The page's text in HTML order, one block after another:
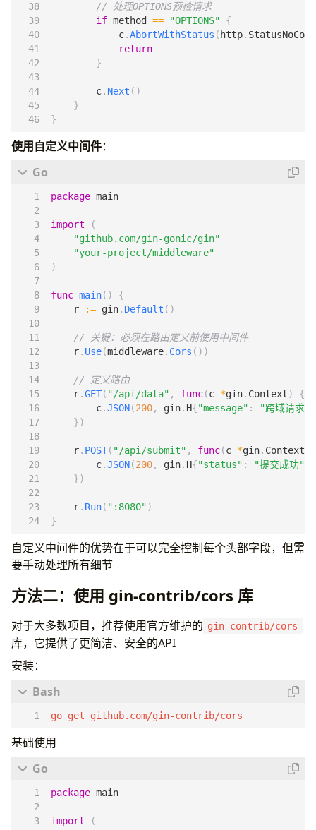
// 处理OPTIONS预检请求
if method == "OPTIONS"
{
c.AbortWithStatus ( http.
return
}
c. Next ()
}
}
使用自定义中间件：
package main
import
(
"github.com/gin-gonic/gin"
"your-project/middleware"
)
func main()
{
r
:= gin. Default ()
// 关键：必须在路由定义前使用中间件
r. Use(middleware. Cors ())
// 定义路由
r.GET( "/api/data" , func(c *gin. Context)
{
c.JSON(200, gin. H{"message" :
"跨域请求
})
r. POST( "/api/submit" , func(c *gin. Context
c.JSON(200, gin. H{"status" : "提交成功"
})
r. Run( ":8080")
}
自定义中间件的优势在于可以完全控制每个头部字段，但需
要手动处理所有细节
方法二：使用 gin-contrib/cors 库
对于大多数项目，推荐使用官方维护的 gin-contrib/cors
库，它提供了更简洁、安全的API
安装：
go get github.com/gin-contrib/cors
基础使用
package main
import
(